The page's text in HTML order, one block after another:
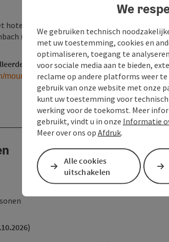
hotel -> Rit naar Niederhofstetten -> Verder via
(ca. 75 km)
kaart van de Tour de Alm:https://
mountainbiketouren/oesterreich-tour/detail/
We
We gebruiken technisch
met uw toestemming, cookies en
optimaliseren, toegang te
voor sociale media aan te bieden,
reclame op andere platforms weer
gebruik van onze website met onze
kunt uw toestemming voor
werking voor de toekomst. Meer
gebruikt, vindt u in onze Informatie
Meer over ons op Afdruk.
Alle cookies
uitschakelen